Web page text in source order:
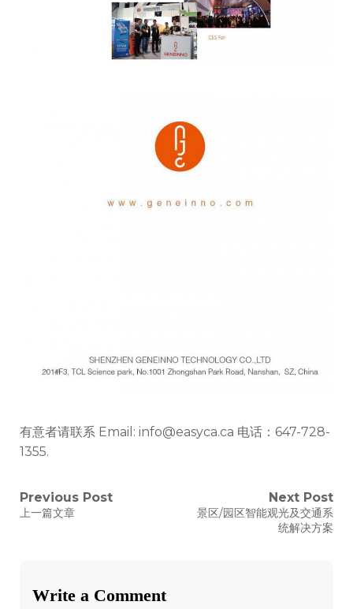
有意者请联系 Email: info@easyca.ca 电话：647-728-
1355.
文
航
Previous Post
Previous
上一篇文章
Next Post
Next
景区/园区智能观光及交通系
统解决方案
Write a Comment